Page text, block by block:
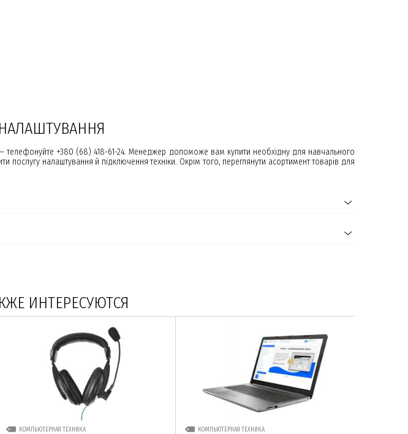
телефонуйте +380 (68) 418-61-24. Менеджер допоможе вам купити необхідну для навчального
послугу налаштування й підключення техніки. Окрім того, переглянути асортимент товарів для
ИНТЕРЕСУЮТСЯ
КОМПЬЮТЕРНАЯ ТЕХНИКА КОМПЬЮТЕРНАЯ ТЕХНИКА